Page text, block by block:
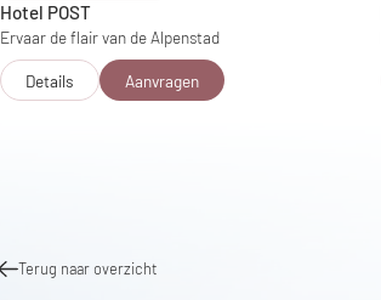
Hotel POST
Ervaar de flair van de Alpenstad
Details Aanvragen
Terug naar overzicht